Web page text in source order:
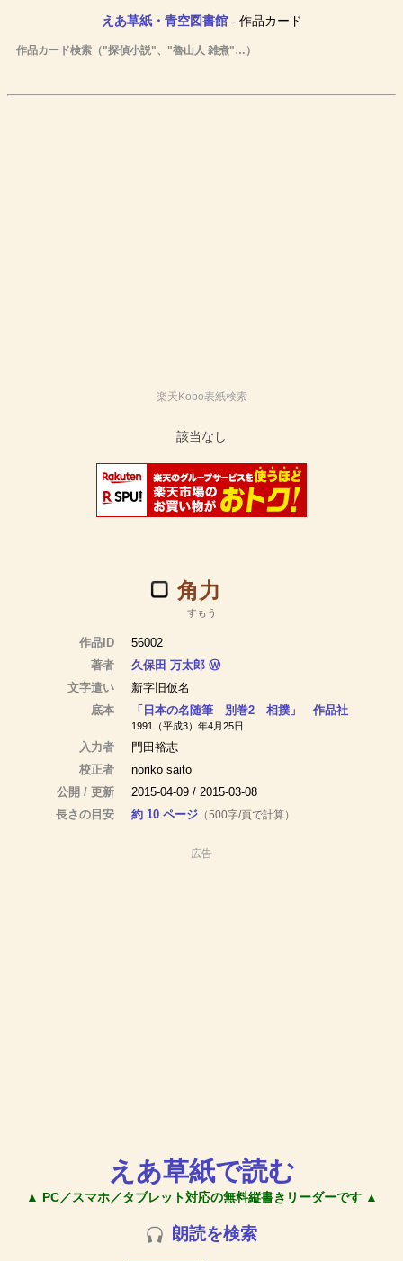
えあ草紙・青空図書館- 作品カード
作品カード検索（"探偵小説"、"魯山人 雑煮"…）
楽天Kobo表紙検索
角力
すもう
作品ID
56002
著者
久保田 万太郎 Ⓦ
文字遣い
新字旧仮名
底本
「日本の名随筆 別巻2 相撲」 作品社
1991（平成3）年4月25日
入力者
門田裕志
校正者
noriko saito
公開 / 更新
2015-04-09 / 2015-03-08
長さの目安
約 10 ページ（500字/頁で計算）
広告
えあ草紙で読む
▲ PC／スマホ／タブレット対応の無料縦書きリーダーです ▲
朗読を検索